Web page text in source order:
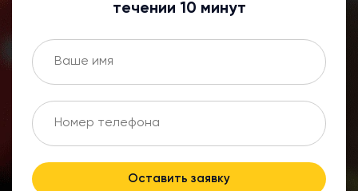
течении 10 минут
Оставить заявку